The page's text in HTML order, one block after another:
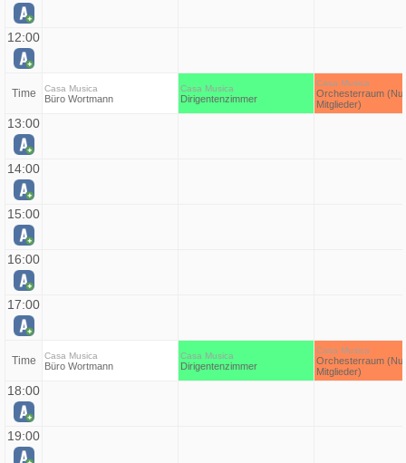
12:00
Time Casa Musica
Büro Wortmann
Casa Musica
Dirigentenzimmer
Casa Musica
Orchesterraum
Mitglieder)
13:00
14:00
15:00
16:00
17:00
Time Casa Musica
Büro Wortmann
Casa Musica
Dirigentenzimmer
Casa Musica
Orchesterraum
Mitglieder)
18:00
19:00